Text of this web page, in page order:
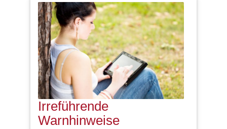
Irreführende
Warnhinweise